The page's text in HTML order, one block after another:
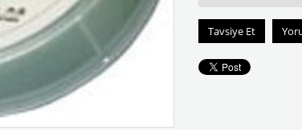
Tavsiye Et